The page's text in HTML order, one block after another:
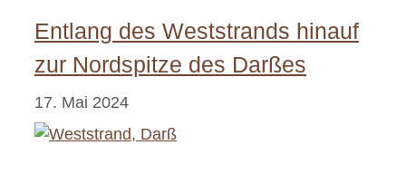
Entlang des Weststrands hinauf
zur Nordspitze des Darßes
17. Mai 2024